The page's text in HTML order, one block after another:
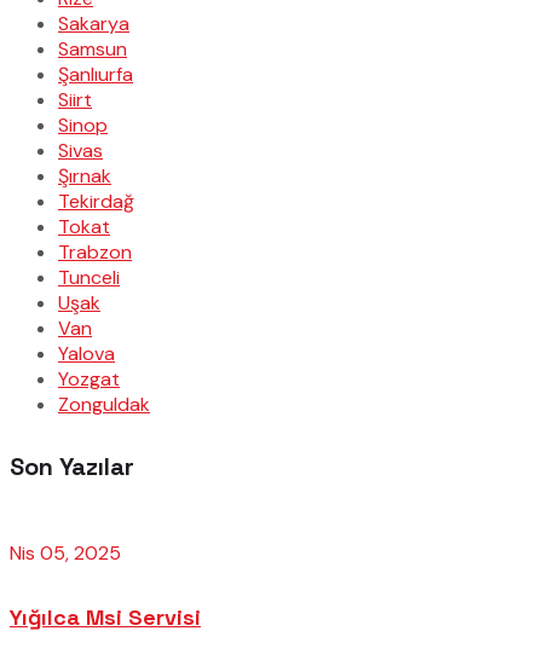
Sakarya
Samsun
Şanlıurfa
Siirt
Sinop
Sivas
Şırnak
Tekirdağ
Tokat
Trabzon
Tunceli
Uşak
Van
Yalova
Yozgat
Zonguldak
Son Yazılar
Nis 05, 2025
Yığılca Msi Servisi